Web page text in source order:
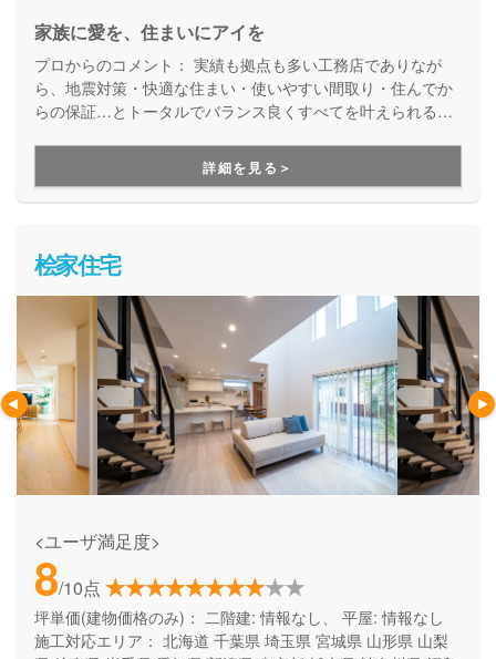
家族に愛を、住まいにアイを
プロからのコメント： 実績も拠点も多い工務店でありなが
ら、地震対策・快適な住まい・使いやすい間取り・住んでか
らの保証…とトータルでバランス良くすべてを叶えられる家
用できる間取り提案も得意なので、末長く安心して暮らせる
住まいをお求めの方、安心できるプロにまるっとお任せした
い方にもお勧めしています。
詳細を見る＞
桧家住宅
<ユーザ満足度>
8/10点
坪単価(建物価格のみ)： 二階建: 情報なし、 平屋: 情報なし
施工対応エリア： 北海道 千葉県 埼玉県 宮城県 山形県 山梨